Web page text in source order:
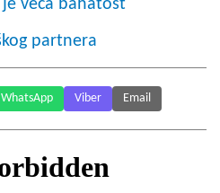
veća bahatost
partnera
WhatsApp Viber Email